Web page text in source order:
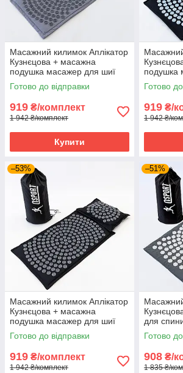
Масажний килимок Аплікатор
Кузнєцова + масажна
подушка масажер для шиї
OSPORT Lotus Mat Eco (apl-
020) Сіро-сірий
Готово до відправки
919 ₴/комплект
1 942 ₴/комплект
Купити
подушка
OSPORT
020)
Готово
919 ₴/
1 942 ₴/
–53%
Масажний килимок Аплікатор
Кузнєцова + масажна
подушка масажер для шиї
OSPORT Lotus Mat Eco (apl-
020) Чорно-сірий
Готово до відправки
919 ₴/комплект
1 942 ₴/комплект
–51%
для
OSPORT
(apl-029)
Готово
908 ₴/
1 835 ₴/